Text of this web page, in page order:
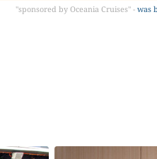
"sponsored by Oceania Cruises" - was